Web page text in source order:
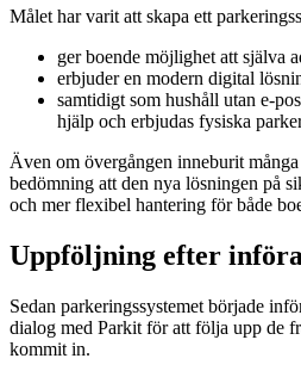
Målet har varit att skapa ett
ger boende möjlighet att själva
erbjuder en modern digital
samtidigt som hushåll utan e-
hjälp och erbjudas fysiska
Även om övergången inneburit
bedömning att den nya lösningen på
och mer flexibel hantering för både
Uppföljning efter
Sedan parkeringssystemet började
dialog med Parkit för att följa upp de
kommit in.